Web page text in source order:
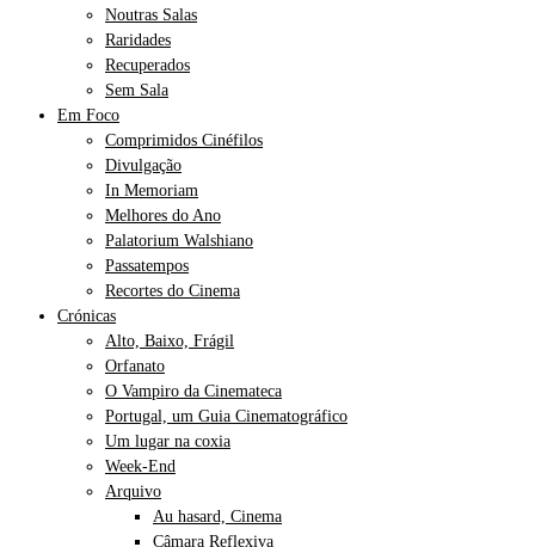
Noutras Salas
Raridades
Recuperados
Sem Sala
Em Foco
Comprimidos Cinéfilos
Divulgação
In Memoriam
Melhores do Ano
Palatorium Walshiano
Passatempos
Recortes do Cinema
Crónicas
Alto, Baixo, Frágil
Orfanato
O Vampiro da Cinemateca
Portugal, um Guia Cinematográfico
Um lugar na coxia
Week-End
Arquivo
Au hasard, Cinema
Câmara Reflexiva